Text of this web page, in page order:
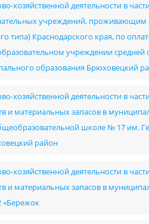
хозяйственной деятельности в
учреждений,
типа) Краснодарского края, по
учреждении
образования Брюховецкий
хозяйственной деятельности в
и материальных запасов в
школе № 17 им.
район
хозяйственной деятельности в
и материальных запасов в
«Бережок